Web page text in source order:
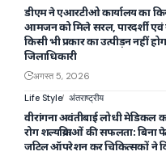
डीएम ने एआरटीओ कार्यालय का
आमजन को मिले सरल, पारदर्शी
किसी भी प्रकार का उत्पीड़न नहीं
जिलाधिकारी
अगस्त 5, 2026
Life Style अंतराष्ट्रीय
वीरांगना अवंतीबाई लोधी मेडिकल
रोग शल्यक्रियाओं की सफलता: बिना
जटिल ऑपरेशन कर चिकित्सकों ने